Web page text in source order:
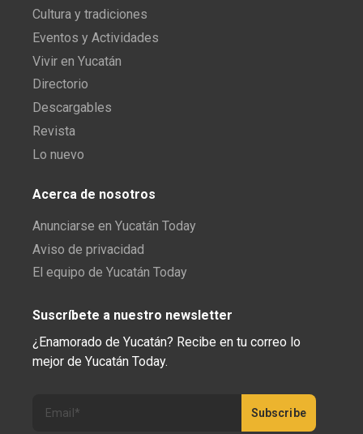
Cultura y tradiciones
Eventos y Actividades
Vivir en Yucatán
Directorio
Descargables
Revista
Lo nuevo
Acerca de nosotros
Anunciarse en Yucatán Today
Aviso de privacidad
El equipo de Yucatán Today
Suscríbete a nuestro newsletter
¿Enamorado de Yucatán? Recibe en tu correo lo
mejor de Yucatán Today.